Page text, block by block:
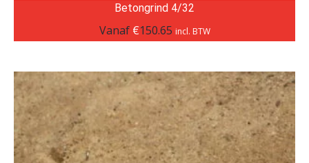
Betongrind 4/32
Vanaf €150.65 incl. BTW